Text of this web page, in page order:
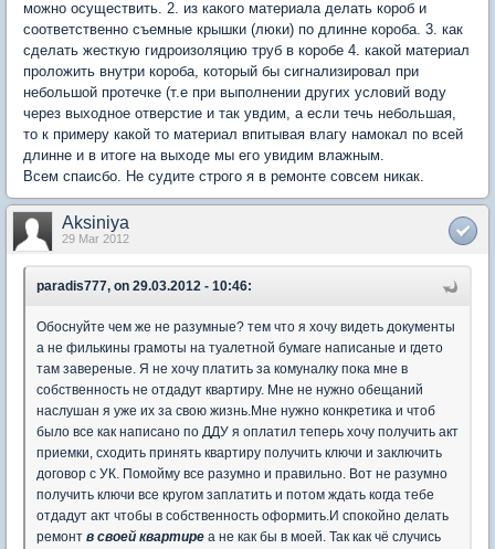
можно осуществить. 2. из какого материала делать короб и
соответственно съемные крышки (люки) по длинне короба. 3. как
сделать жесткую гидроизоляцию труб в коробе 4. какой материал
проложить внутри короба, который бы сигнализировал при
небольшой протечке (т.е при выполнении других условий воду
через выходное отверстие и так увдим, а если течь небольшая,
то к примеру какой то материал впитывая влагу намокал по всей
длинне и в итоге на выходе мы его увидим влажным.
Всем спаисбо. Не судите строго я в ремонте совсем никак.
Aksiniya
29 Mar 2012
paradis777, on 29.03.2012 - 10:46:
Обоснуйте чем же не разумные? тем что я хочу видеть документы
а не филькины грамоты на туалетной бумаге написаные и гдето
там завереные. Я не хочу платить за комуналку пока мне в
собственность не отдадут квартиру. Мне не нужно обещаний
наслушан я уже их за свою жизнь.Мне нужно конкретика и чтоб
было все как написано по ДДУ я оплатил теперь хочу получить акт
приемки, сходить принять квартиру получить ключи и заключить
договор с УК. Помойму все разумно и правильно. Вот не разумно
получить ключи все кругом заплатить и потом ждать когда тебе
отдадут акт чтобы в собственность оформить.И спокойно делать
ремонт в своей квартире а не как бы в моей. Так как чё случись